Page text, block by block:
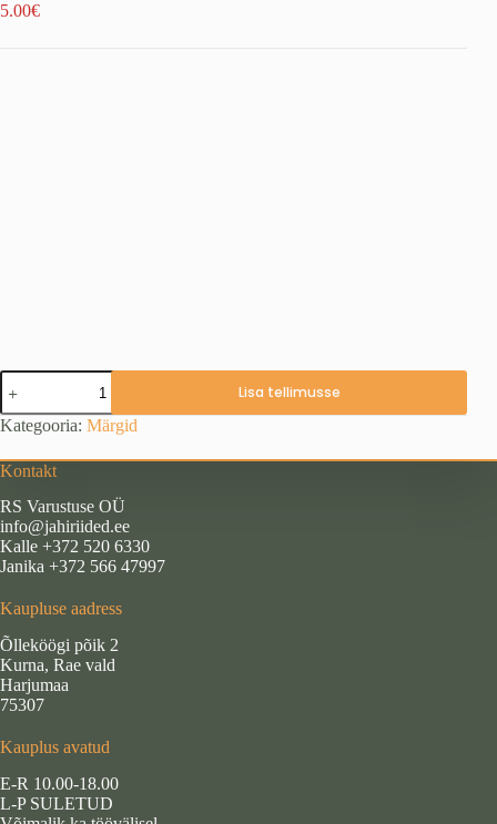
5.00€
Märk
"Metssiga"
(pea)
kogus
Lisa tellimusse
Kategooria: Märgid
Kontakt
RS Varustuse OÜ
info@jahiriided.ee
Kalle +372 520 6330
Janika +372 566 47997
Kaupluse aadress
Õlleköögi põik 2
Kurna, Rae vald
Harjumaa
75307
Kauplus avatud
E-R 10.00-18.00
L-P SULETUD